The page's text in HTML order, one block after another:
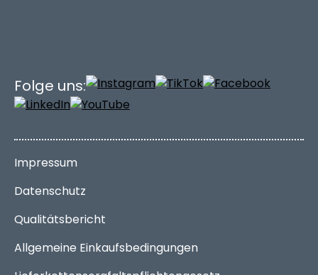
Folge uns:
Impressum
Datenschutz
Qualitätsbericht
Allgemeine Einkaufsbedingungen